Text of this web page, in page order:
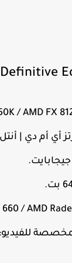
2048 ميجا